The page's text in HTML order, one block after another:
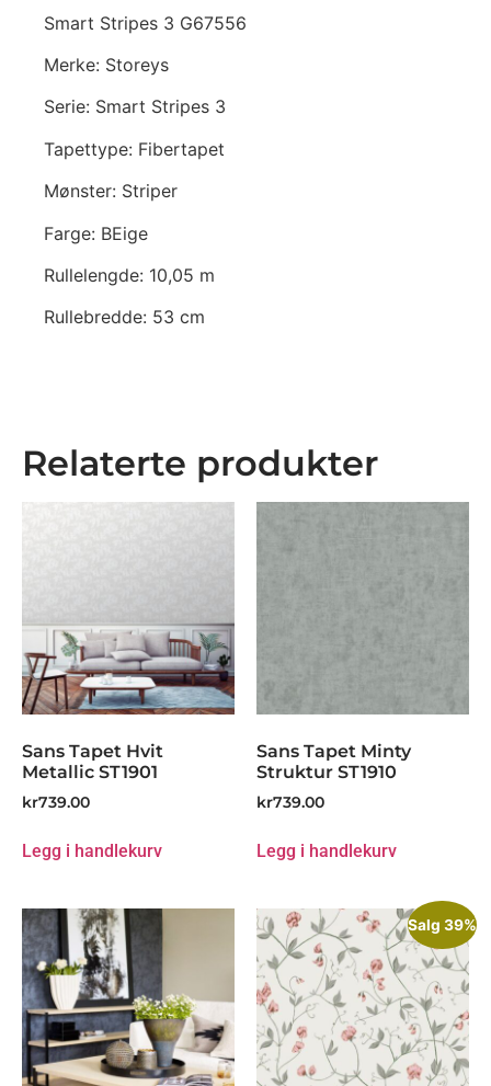
Smart Stripes 3 G67556
Merke: Storeys
Serie: Smart Stripes 3
Tapettype: Fibertapet
Mønster: Striper
Farge: BEige
Rullelengde: 10,05 m
Rullebredde: 53 cm
Relaterte produkter
Sans Tapet Hvit
Metallic ST1901
kr739.00
Legg i handlekurv
Sans Tapet Minty
Struktur ST1910
kr739.00
Legg i handlekurv
Salg 39%